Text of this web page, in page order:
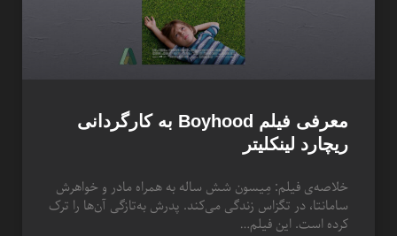
معرفی فیلم Boyhood به کارگردانی
ریچارد لینکلیتر
خلاصه‌ی فیلم: مِیسون شش ساله به همراه مادر و خواهرش
سامانتا، در تگزاس زندگی می‌کند. پدرش به‌تازگی آن‌ها را ترک
کرده است. این فیلم…